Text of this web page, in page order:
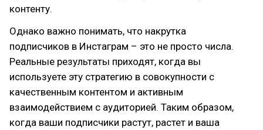
контенту.
Однако важно понимать, что накрутка
подписчиков в Инстаграм – это не просто числа.
Реальные результаты приходят, когда вы
используете эту стратегию в совокупности с
качественным контентом и активным
взаимодействием с аудиторией. Таким образом,
когда ваши подписчики растут, растет и ваша